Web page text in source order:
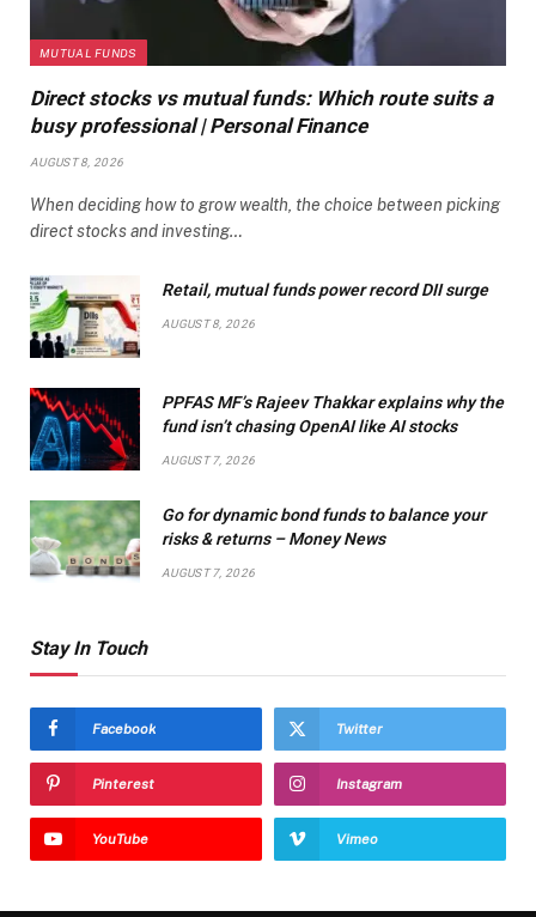
MUTUAL FUNDS
Direct stocks vs mutual funds: Which route suits a
busy professional | Personal Finance
AUGUST 8, 2026
When deciding how to grow wealth, the choice between picking
direct stocks and investing…
Retail, mutual funds power record DII surge
AUGUST 8, 2026
PPFAS MF’s Rajeev Thakkar explains why the
fund isn’t chasing OpenAI like AI stocks
AUGUST 7, 2026
Go for dynamic bond funds to balance your
risks & returns – Money News
AUGUST 7, 2026
Stay In Touch
Facebook Twitter
Pinterest Instagram
YouTube Vimeo